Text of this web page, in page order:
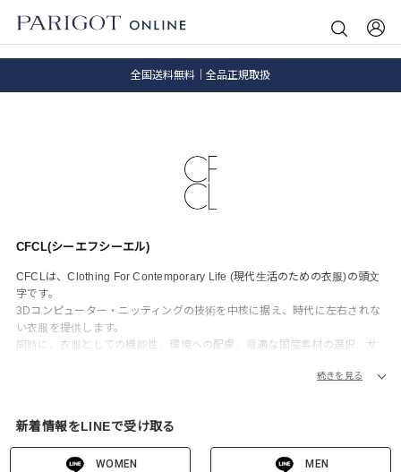
SALE ITEM 2BUY 10%OFF
全国送料無料｜全品正規取扱
CFCL(シーエフシーエル)
CFCLは、Clothing For Contemporary Life (現代生活のための衣服)の頭文
字です。
3Dコンピューター・ニッティングの技術を中核に据え、時代に左右されな
い衣服を提供します。
同時に、衣服としての機能性、環境への配慮、最適な国産素材の選択、サ
れが今私たちの考える現代生活に求められる衣服の定義です。続きを見る
新着情報をLINEで受け取る
WOMEN MEN